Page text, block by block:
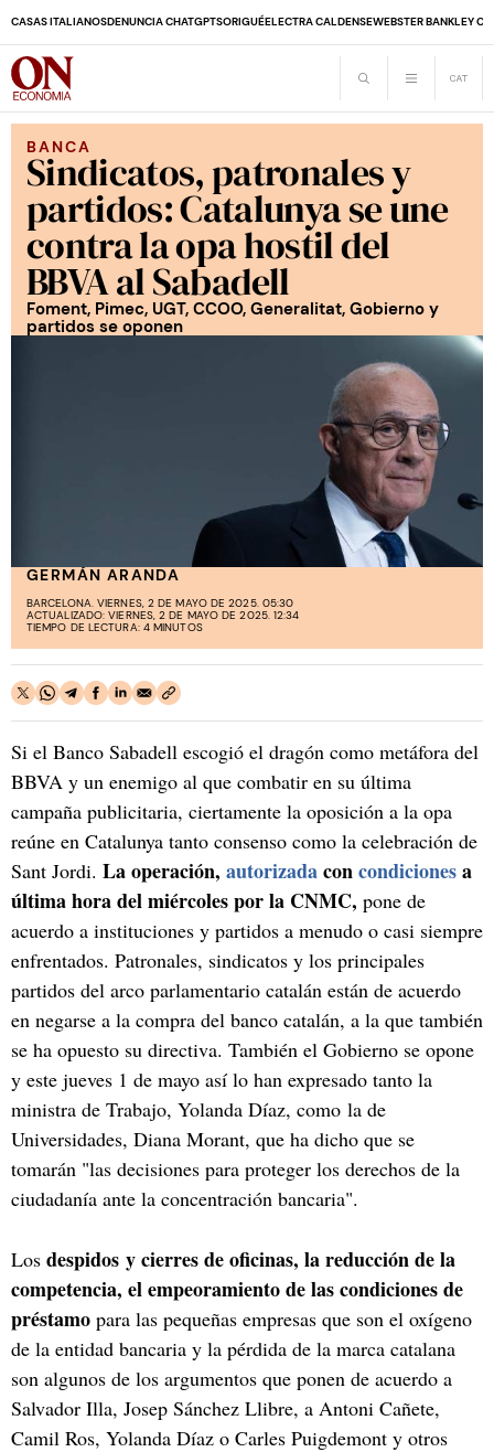
CASAS ITALIANOSDENUNCIA CHATGPTSORIGUÉELECTRA CALDENSEWEBSTER BANKLEY
BANCA
Sindicatos, patronales y
partidos: Catalunya se une
contra la opa hostil del
BBVA al Sabadell
Foment, Pimec, UGT, CCOO, Generalitat, Gobierno y
partidos se oponen
GERMÁN ARANDA
BARCELONA. VIERNES, 2 DE MAYO DE 2025. 05:30
ACTUALIZADO: VIERNES, 2 DE MAYO DE 2025. 12:34
TIEMPO DE LECTURA: 4 MINUTOS
Si el Banco Sabadell escogió el dragón como metáfora del
BBVA y un enemigo al que combatir en su última
campaña publicitaria, ciertamente la oposición a la opa
reúne en Catalunya tanto consenso como la celebración de
Sant Jordi. La operación, autorizadaconcondicionesa
última hora del miércoles por la CNMC, pone de
acuerdo a instituciones y partidos a menudo o casi siempre
enfrentados. Patronales, sindicatos y los principales
partidos del arco parlamentario catalán están de acuerdo
en negarse a la compra del banco catalán, a la que también
se ha opuesto su directiva. También el Gobierno se opone
y este jueves 1 de mayo así lo han expresado tanto la
ministra de Trabajo, Yolanda Díaz, como la de
Universidades, Diana Morant, que ha dicho que se
tomarán "las decisiones para proteger los derechos de la
ciudadanía ante la concentración bancaria".
Los despidos y cierres de oficinas, la reducción de la
competencia, el empeoramiento de las condiciones de
préstamo para las pequeñas empresas que son el oxígeno
de la entidad bancaria y la pérdida de la marca catalana
son algunos de los argumentos que ponen de acuerdo a
Salvador Illa, Josep Sánchez Llibre, a Antoni Cañete,
Camil Ros, Yolanda Díaz o Carles Puigdemont y otros